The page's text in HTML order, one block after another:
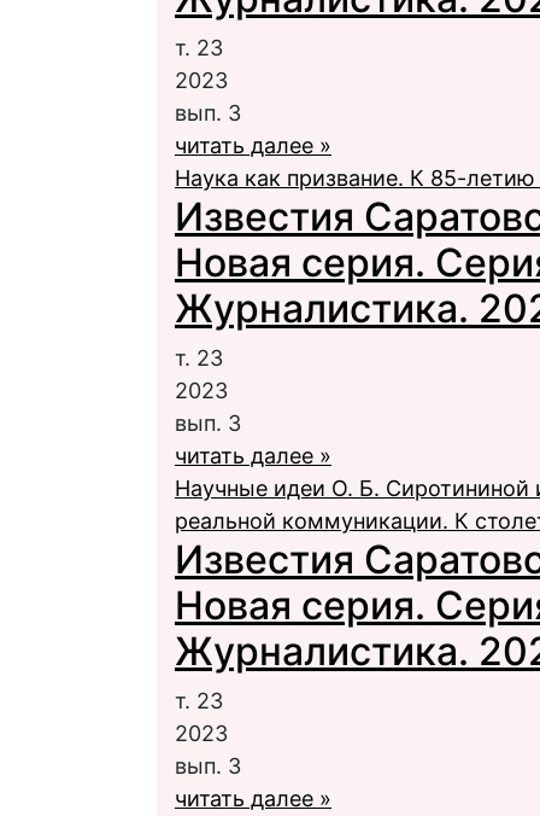
т. 23
2023
вып. 3
читать далее »
Наука как призвание. К 85-
Известия
Новая серия.
Журналистика.
т. 23
2023
вып. 3
читать далее »
Научные идеи О. Б. Сиротининой
реальной коммуникации. К
Известия
Новая серия.
Журналистика.
т. 23
2023
вып. 3
читать далее »